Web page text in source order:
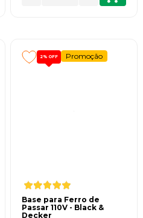
2% OFF Promoção
Base para Ferro de
Passar 110V - Black &
Decker